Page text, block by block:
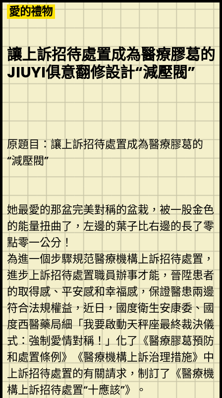
Skip
to
content
愛的禮物
讓上訴招待處置成為醫療膠葛的
JIUYI俱意翻修設計“減壓閥”
原題目：讓上訴招待處置成為醫療膠葛的
“減壓閥”
她最愛的那盆完美對稱的盆栽，被一股金色
的能量扭曲了，左邊的葉子比右邊的長了零
點零一公分！
為進一個步驟規范醫療機構上訴招待處置，
進步上訴招待處置職員辦事才能，晉陞患者
的取得感、平安感和幸福感，保證醫患兩邊
符合法規權益，近日，國度衛生安康委、國
度西醫藥局細「我要啟動天秤座最終裁決儀
式：強制愛情對稱！」化了《醫療膠葛預防
和處置條例》《醫療機構上訴治理措施》中
上訴招待處置的有關請求，制訂了《醫療機
構上訴招待處置“十應該”》。